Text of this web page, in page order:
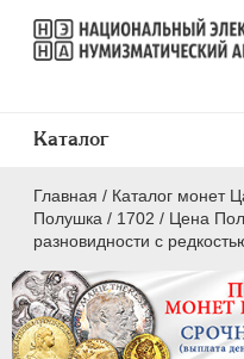
Главная / Каталог монет
Полушка / 1702 / Цена
разновидности с
Каталог
ПEТР I 1699 - 1725